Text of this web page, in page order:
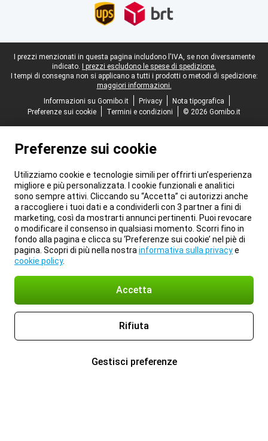
Piè di pagina legale
I prezzi menzionati in questa pagina includono l'IVA, se non diversamente
indicato.
I prezzi escludono le spese di spedizione.
I tempi di consegna non si applicano a tutti i prodotti o metodi di spedizione:
maggiori informazioni.
Informazioni su Gomibo.it
Privacy
Nota tipografica
Preferenze sui cookie
Termini e condizioni © 2026 Gomibo.it
Preferenze sui cookie
Utilizziamo cookie e tecnologie simili per offrirti un’esperienza
migliore e più personalizzata. I cookie funzionali e analitici
sono sempre attivi. Cliccando su “Accetta” ci autorizzi anche
a raccogliere i tuoi dati e a condividerli con 3 partner a fini di
marketing, così da mostrarti annunci pertinenti. Puoi revocare
o modificare il consenso in qualsiasi momento. Scorri fino in
fondo alla pagina e clicca su ‘Preferenze sui cookie’ nel piè di
pagina. Scopri di più nella nostra informativa sulla privacye
cookie policy.
Accetta
Rifiuta
Gestisci preferenze